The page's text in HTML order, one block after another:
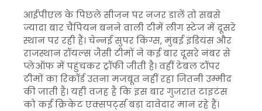
आईपीएल के पिछले सीजन पर नजर डालें तो सबसे
ज्यादा बार चैंपियन बनने वाली टीमें लीग स्टेज में दूसरे
स्थान पर रही हैं। चेन्नई सुपर किंग्स, मुंबई इंडियंस और
राजस्थान रॉयल्स जैसी टीमों ने कई बार दूसरे नंबर से
प्लेऑफ में पहुंचकर ट्रॉफी जीती है। वहीं टेबल टॉपर
टीमों का रिकॉर्ड उतना मजबूत नहीं रहा जितनी उम्मीद
की जाती है। यही वजह है कि इस बार गुजरात टाइटंस
को कई क्रिकेट एक्सपर्ट्स बड़ा दावेदार मान रहे हैं।